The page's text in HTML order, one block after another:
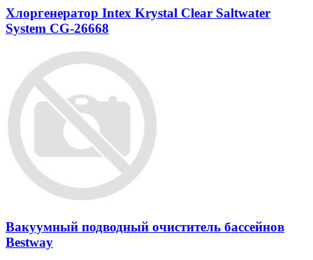
Хлоргенератор Intex Krystal Clear Saltwater
System CG-26668
Вакуумный подводный очиститель бассейнов
Bestway